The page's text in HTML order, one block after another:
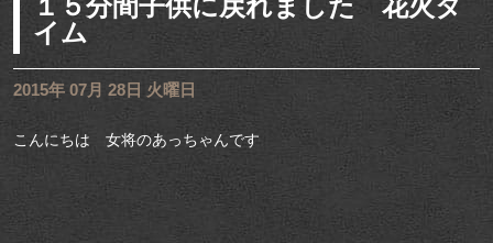
１５分間子供に戻れました 花火タ
イム
2015年 07月 28日 火曜日
こんにちは 女将のあっちゃんです